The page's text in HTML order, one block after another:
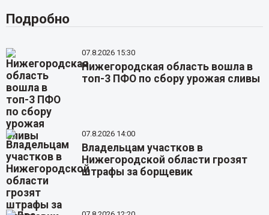
Подробно
07.8.2026 15:30
Нижегородская область вошла в
топ-3 ПФО по сбору урожая сливы
07.8.2026 14:00
Владельцам участков в
Нижегородской области грозят
штрафы за борщевик